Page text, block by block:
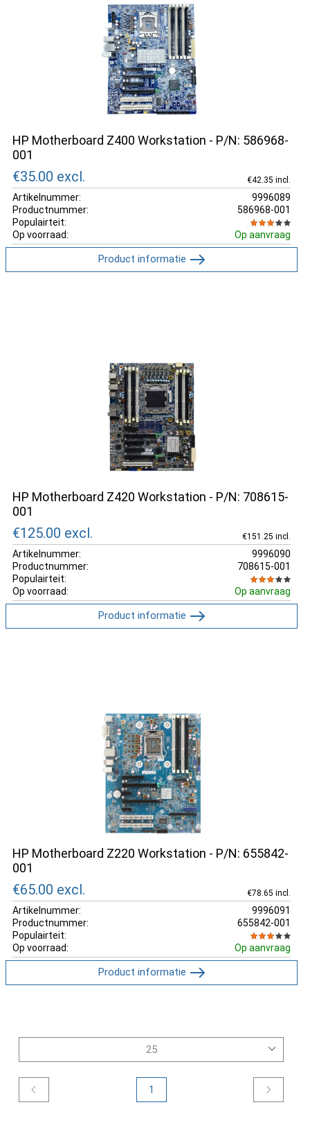
HP Motherboard Z400 Workstation - P/N: 586968-
001
€35.00 excl. €42.35 incl.
Artikelnummer:
9996089
Productnummer:
586968-001
Populairteit:
Op voorraad:
Op aanvraag
Product informatie
HP Motherboard Z420 Workstation - P/N: 708615-
001
€125.00 excl. €151.25 incl.
Artikelnummer:
9996090
Productnummer:
708615-001
Populairteit:
Op voorraad:
Op aanvraag
Product informatie
HP Motherboard Z220 Workstation - P/N: 655842-
001
€65.00 excl. €78.65 incl.
Artikelnummer:
9996091
Productnummer:
655842-001
Populairteit:
Op voorraad:
Op aanvraag
Product informatie
1